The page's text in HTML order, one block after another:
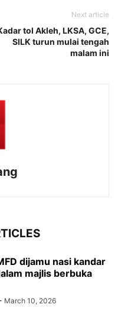
Next article
tol Akleh, LKSA, GCE,
SILK turun mulai tengah
malam ini
dijamu nasi kandar
majlis berbuka
March 10, 2026